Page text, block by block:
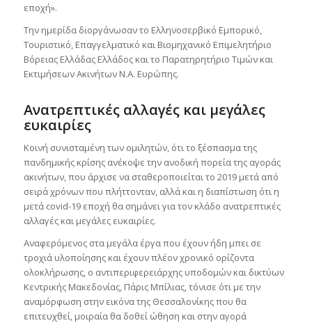
εποχή».
Την ημερίδα διοργάνωσαν το Ελληνοσερβικό Εμπορικό,
Τουριστικό, Επαγγελματικό και Βιομηχανικό Επιμελητήριο
Βόρειας Ελλάδας Ελλάδος και το Παρατηρητήριο Τιμών και
Εκτιμήσεων Ακινήτων Ν.Α. Ευρώπης.
Ανατρεπτικές αλλαγές και μεγάλες
ευκαιρίες
Κοινή συνισταμένη των ομιλητών, ότι το ξέσπασμα της
πανδημικής κρίσης ανέκοψε την ανοδική πορεία της αγοράς
ακινήτων, που άρχισε να σταθεροποιείται το 2019 μετά από
σειρά χρόνων που πλήττονταν, αλλά και η διαπίστωση ότι η
μετά covid-19 εποχή θα σημάνει για τον κλάδο ανατρεπτικές
αλλαγές και μεγάλες ευκαιρίες.
Αναφερόμενος στα μεγάλα έργα που έχουν ήδη μπει σε
τροχιά υλοποίησης και έχουν πλέον χρονικό ορίζοντα
ολοκλήρωσης, ο αντιπεριφερειάρχης υποδομών και δικτύων
Κεντρικής Μακεδονίας, Πάρις Μπίλιας, τόνισε ότι με την
αναμόρφωση στην εικόνα της Θεσσαλονίκης που θα
επιτευχθεί, μοιραία θα δοθεί ώθηση και στην αγορά